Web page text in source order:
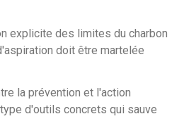
explicite des limites du charbon
doit être martelée
la prévention et l'action
d'outils concrets qui sauve